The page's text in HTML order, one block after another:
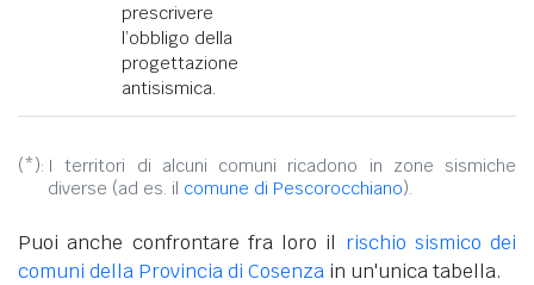
prescrivere
l’obbligo della
progettazione
antisismica.
(*): I territori di alcuni comuni ricadono in zone sismiche
diverse (ad es. il comune di Pescorocchiano).
Puoi anche confrontare fra loro il rischio sismico dei
comuni della Provincia di Cosenza in un'unica tabella.